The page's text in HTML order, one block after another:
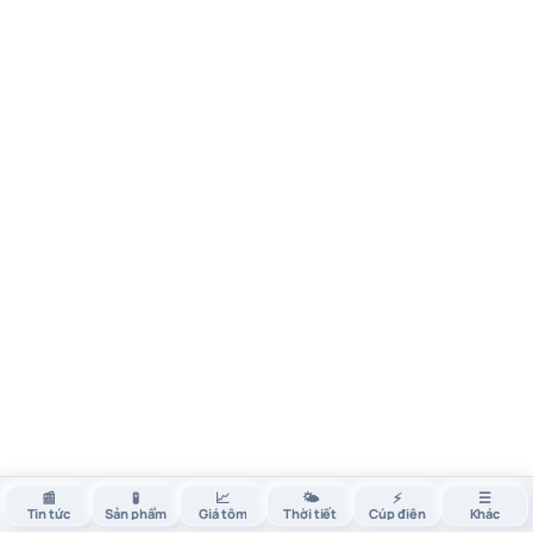
📰
Tin tức
🧪
Sản phẩm
📈
Giá tôm
🌤️
Thời tiết
⚡
Cúp điện
☰
Khác